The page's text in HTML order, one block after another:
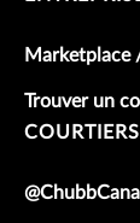
Marketplace
Trouver un
COURTIERS